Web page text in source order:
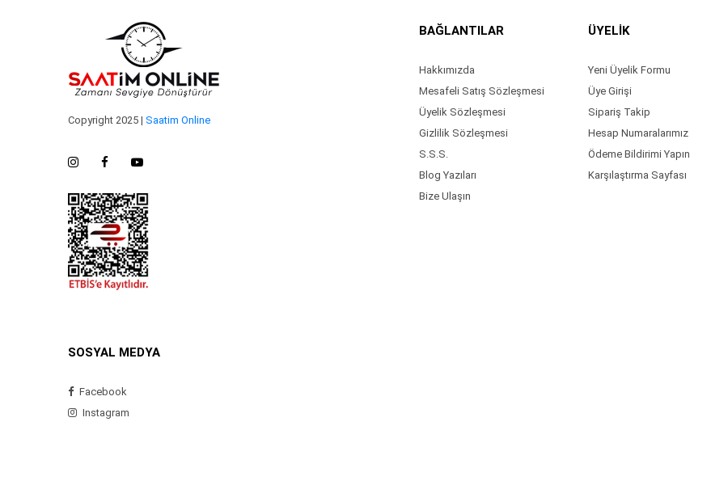
Copyright 2025 | Saatim Online
BAĞLANTILAR
Hakkımızda
Mesafeli Satış Sözleşmesi
Üyelik Sözleşmesi
Gizlilik Sözleşmesi
S.S.S.
Blog Yazıları
Bize Ulaşın
ÜYELİK
Yeni Üyelik Formu
Üye Girişi
Sipariş Takip
Hesap Numaralarımız
Ödeme Bildirimi Yapın
Karşılaştırma Sayfası
SOSYAL MEDYA
Facebook
Instagram